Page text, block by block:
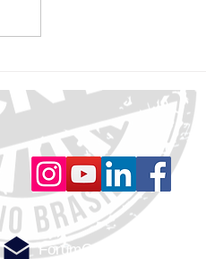
ou adiados
ForumCCNTs@gmail.com